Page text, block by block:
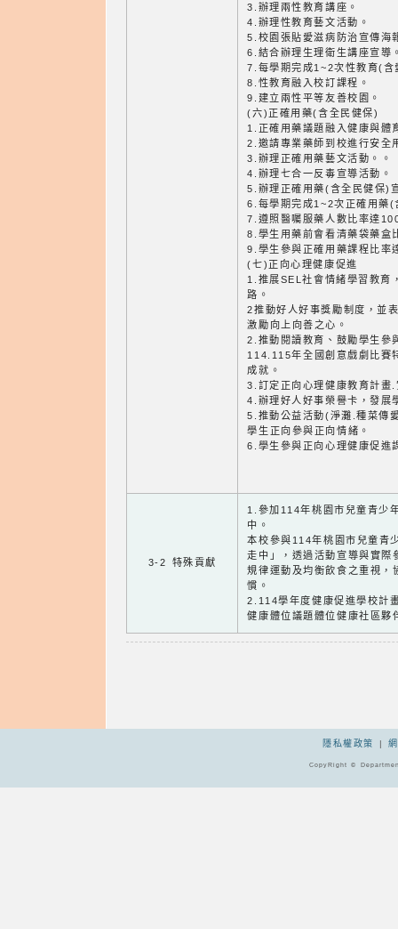
3.辦理兩性教育講座。
4.辦理性教育藝文活動。
5.校園張貼愛滋病防治宣傳海
6.結合辦理生理衛生講座宣導
7.每學期完成1~2次性教育(含
8.性教育融入校訂課程。
9.建立兩性平等友善校園。
(六)正確用藥(含全民健保)
1.正確用藥議題融入健康與體
2.邀請專業藥師到校進行安全
3.辦理正確用藥藝文活動。。
4.辦理七合一反毒宣導活動。
5.辦理正確用藥(含全民健保)
6.每學期完成1~2次正確用藥(
7.遵照醫囑服藥人數比率達
8.學生用藥前會看清藥袋藥盒
9.學生參與正確用藥課程比率
(七)正向心理健康促進
1.推展SEL社會情緒學習教育
路。
2推動好人好事獎勵制度，並
激勵向上向善之心。
2.推動閱讀教育、鼓勵學生參
114.115年全國創意戲劇比賽
成就。
3.訂定正向心理健康教育計畫
4.辦理好人好事榮譽卡，發展
5.推動公益活動(淨灘.種菜傳
學生正向參與正向情緒。
6.學生參與正向心理健康促進
3-2 特殊貢獻
1.參加114年桃園市兒童青少
中。
本校參與114年桃園市兒童青
走中」，透過活動宣導與實際
規律運動及均衡飲食之重視，
慣。
2.114學年度健康促進學校計
健康體位議題體位健康社區夥
隱私權政策 |
CopyRight ©